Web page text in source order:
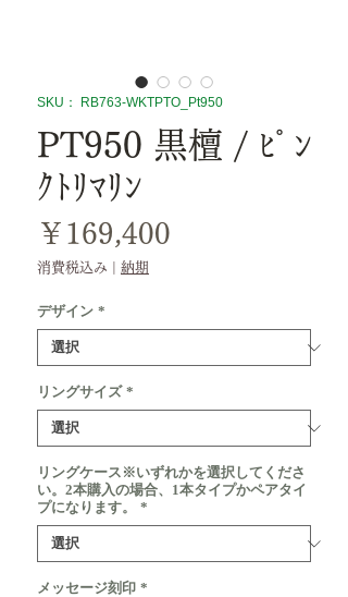
SKU： RB763-WKTPTO_Pt950
PT950 黒檀 / ﾋﾟﾝ
ｸﾄﾘﾏﾘﾝ
￥169,400
消費税込み 納期
デザイン *
リングサイズ *
リングケース※いずれかを選択してくださ
い。2本購入の場合、1本タイプかペアタイ
プになります。
*
メッセージ刻印 *